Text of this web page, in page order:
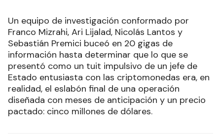
Un equipo de investigación conformado por
Franco Mizrahi, Ari Lijalad, Nicolás Lantos y
Sebastián Premici buceó en 20 gigas de
información hasta determinar que lo que se
presentó como un tuit impulsivo de un jefe de
Estado entusiasta con las criptomonedas era, en
realidad, el eslabón final de una operación
diseñada con meses de anticipación y un precio
pactado: cinco millones de dólares.